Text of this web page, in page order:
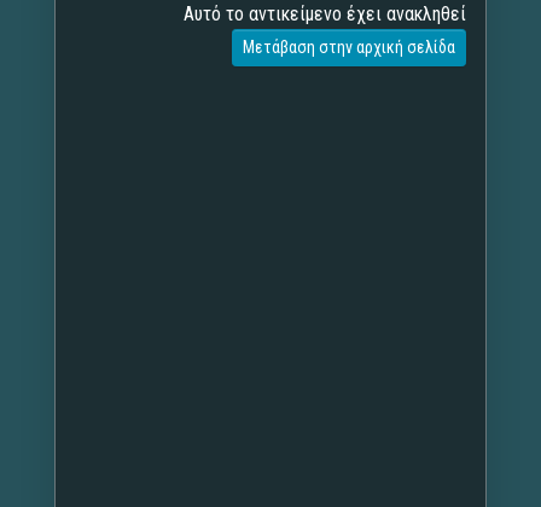
Αυτό το αντικείμενο έχει ανακληθεί
Μετάβαση στην αρχική σελίδα